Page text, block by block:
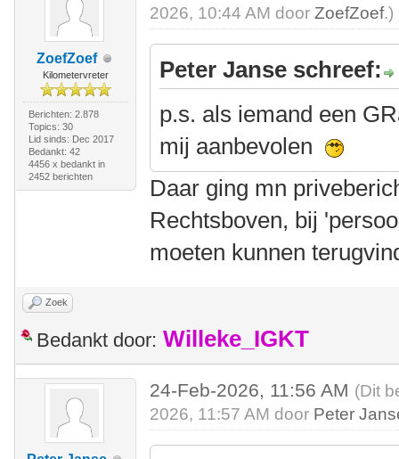
ZoefZoef
Kilometervreter
Berichten: 2.878
Topics: 30
Lid sinds: Dec 2017
Bedankt: 42
4456 x bedankt in
2452 berichten
2026, 10:44 AM doorZoefZoef.)
Peter Janse schreef:
p.s. als iemand een
mij aanbevolen
Daar ging mn
Rechtsboven, bij
moeten kunnen
Zoek
Bedankt door: Willeke_IGKT
24-Feb-2026, 11:56 AM (Dit
2026, 11:57 AM door Peter